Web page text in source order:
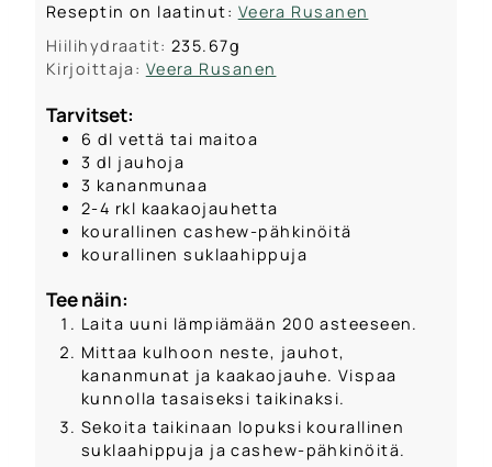
Reseptin on laatinut: Veera Rusanen
Hiilihydraatit:235.67g
Kirjoittaja: Veera Rusanen
Tarvitset:
6 dl vettä tai maitoa
3 dl jauhoja
3 kananmunaa
2-4 rkl kaakaojauhetta
kourallinen cashew-pähkinöitä
kourallinen suklaahippuja
Tee näin:
Laita uuni lämpiämään 200 asteeseen.
Mittaa kulhoon neste, jauhot,
kananmunat ja kaakaojauhe. Vispaa
kunnolla tasaiseksi taikinaksi.
Sekoita taikinaan lopuksi kourallinen
suklaahippuja ja cashew-pähkinöitä.